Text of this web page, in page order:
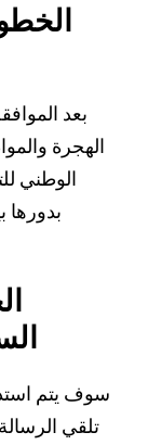
بعد
الهجرة
الوطني
سوف يتم
تلقي